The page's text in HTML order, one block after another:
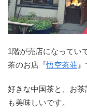
1階が売店になってい
茶のお店『悟空茶荘 』
好きな中国茶と、お
も美味しいです。